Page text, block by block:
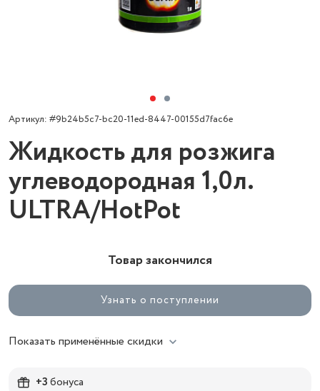
Артикул: #9b24b5c7-bc20-11ed-8447-00155d7fac6e
Жидкость для розжига
углеводородная 1,0л.
ULTRA/HotPot
Товар закончился
Узнать о поступлении
Показать применённые скидки
+3бонуса